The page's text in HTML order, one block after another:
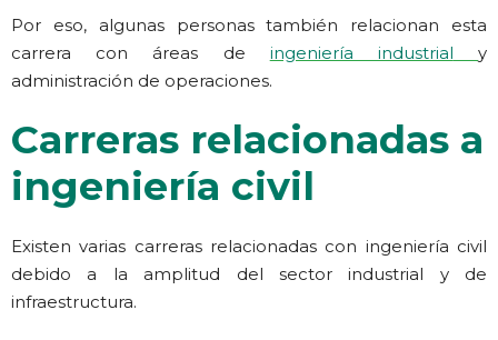
Por eso, algunas personas también relacionan esta
carrera con áreas de ingeniería industrial
y
administración de operaciones.
Carreras relacionadas a
ingeniería civil
Existen varias carreras relacionadas con ingeniería civil
debido a la amplitud del sector industrial y de
infraestructura.